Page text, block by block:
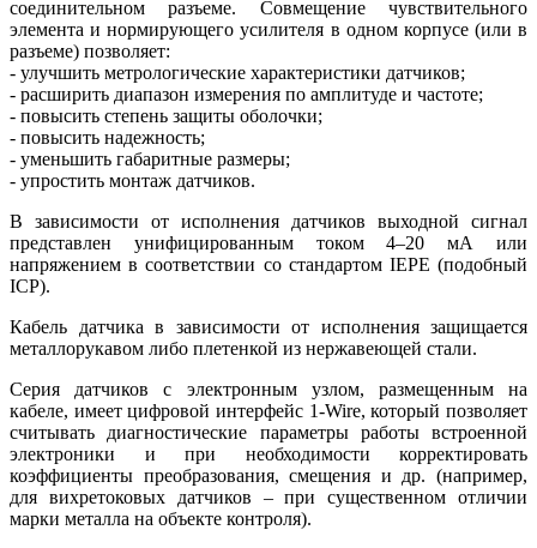
соединительном разъеме. Совмещение чувствительного
элемента и нормирующего усилителя в одном корпусе (или в
разъеме) позволяет:
- улучшить метрологические характеристики датчиков;
- расширить диапазон измерения по амплитуде и частоте;
- повысить степень защиты оболочки;
- повысить надежность;
- уменьшить габаритные размеры;
- упростить монтаж датчиков.
В зависимости от исполнения датчиков выходной сигнал
представлен унифицированным током 4–20 мА или
напряжением в соответствии со стандартом IEPE (подобный
ICP).
Кабель датчика в зависимости от исполнения защищается
металлорукавом либо плетенкой из нержавеющей стали.
Серия датчиков с электронным узлом, размещенным на
кабеле, имеет цифровой интерфейс 1‑Wire, который позволяет
считывать диагностические параметры работы встроенной
электроники и при необходимости корректировать
коэффициенты преобразования, смещения и др. (например,
для вихретоковых датчиков – при существенном отличии
марки металла на объекте контроля).